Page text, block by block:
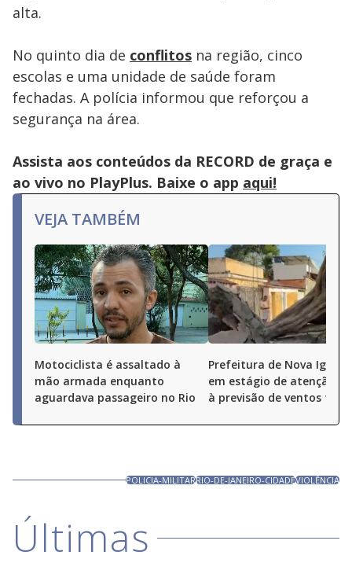
alta.
No quinto dia de conflitos na região, cinco
escolas e uma unidade de saúde foram
fechadas. A polícia informou que reforçou a
segurança na área.
Assista aos conteúdos da RECORD de graça e
ao vivo no PlayPlus. Baixe o app aqui!
VEJA TAMBÉM
Motociclista é assaltado à
mão armada enquanto
aguardava passageiro no Rio
Prefeitura de Nova
em estágio de atenção
à previsão de ventos
POLICIA-MILITARRIO-DE-JANEIRO-CIDADEVIOLÊNCIA
Últimas